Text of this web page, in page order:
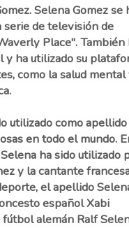
Selena Gomez se
serie de televisión de
Place". También
y ha utilizado su
como la salud mental
utilizado como
en todo el mundo.
ha sido utilizado
y la cantante
el apellido
español Xabi
alemán Ralf